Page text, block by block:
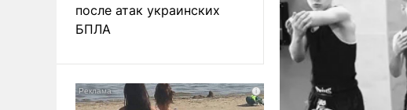
после атак украинских
БПЛА